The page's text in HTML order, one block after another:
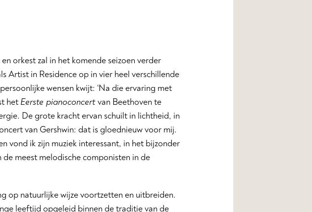
orkest zal in het komende seizoen verder
Artist in Residence op in vier heel verschillende
wensen kwijt: ‘Na die ervaring met
het Eerste pianoconcertvan Beethoven te
De grote kracht ervan schuilt in lichtheid, in
van Gershwin: dat is gloednieuw voor mij.
vond ik zijn muziek interessant, in het bijzonder
meest melodische componisten in de
op natuurlijke wijze voortzetten en uitbreiden.
leeftijd opgeleid binnen de traditie van de